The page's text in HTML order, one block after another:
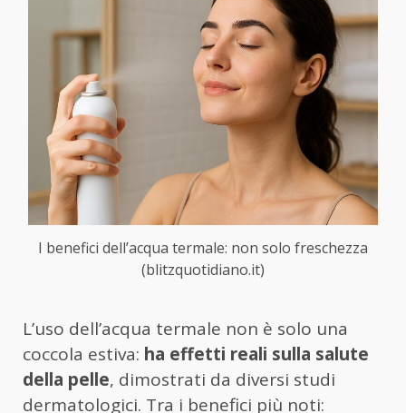
I benefici dell’acqua termale: non solo freschezza
(blitzquotidiano.it)
L’uso dell’acqua termale non è solo una
coccola estiva: ha effetti reali sulla salute
della pelle, dimostrati da diversi studi
dermatologici. Tra i benefici più noti: